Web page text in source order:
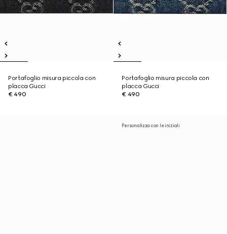
Portafoglio misura piccola con
placca Gucci
€ 490
Portafoglio misura piccola con
placca Gucci
€ 490
Personalizza con le iniziali